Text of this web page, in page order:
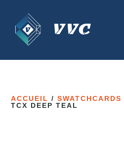
ACCUEIL /SWATCHCARDS
TCX DEEP TEAL